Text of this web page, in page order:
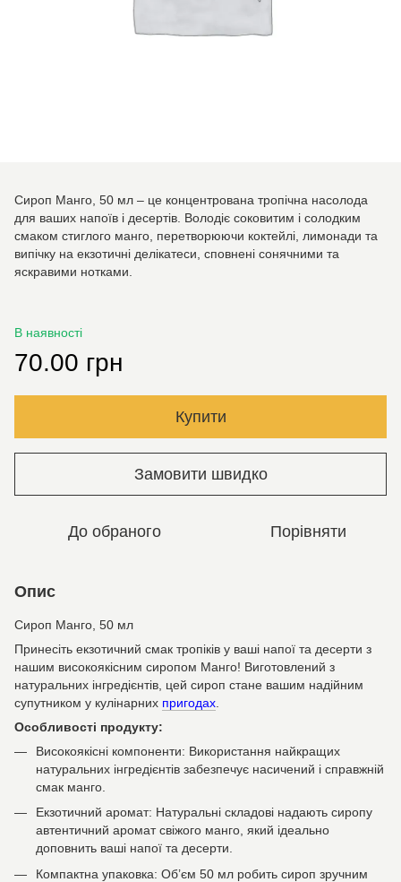
Сироп Манго, 50 мл – це концентрована тропічна насолода
для ваших напоїв і десертів. Володіє соковитим і солодким
смаком стиглого манго, перетворюючи коктейлі, лимонади та
випічку на екзотичні делікатеси, сповнені сонячними та
яскравими нотками.
В наявності
70.00 грн
Купити
Замовити швидко
До обраного Порівняти
Опис
Сироп Манго, 50 мл
Принесіть екзотичний смак тропіків у ваші напої та десерти з
нашим високоякісним сиропом Манго! Виготовлений з
натуральних інгредієнтів, цей сироп стане вашим надійним
супутником у кулінарних пригодах
Особливості продукту:
Високоякісні компоненти: Використання найкращих
натуральних інгредієнтів забезпечує насичений і справжній
смак манго.
Екзотичний аромат: Натуральні складові надають сиропу
автентичний аромат свіжого манго, який ідеально
доповнить ваші напої та десерти.
Компактна упаковка: Об’єм 50 мл робить сироп зручним